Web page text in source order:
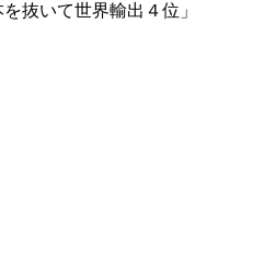
抜いて世界輸出４位」